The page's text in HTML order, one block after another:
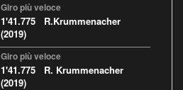
Giro più veloce
1'41.775 R.Krummenacher
(2019)
Giro più veloce
1'41.775 R. Krummenacher
(2019)